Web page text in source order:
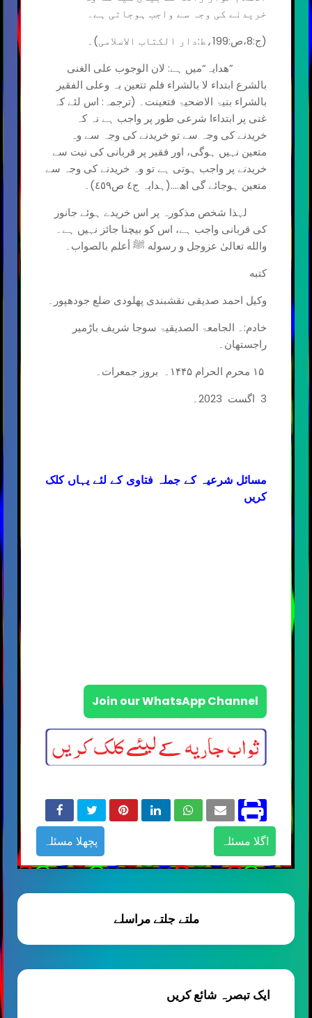
خریدنے کی وجہ سے واجب ہوجاتی ہے۔
(ج:8،ص:199،ط:دار الکتاب الاسلامی)۔
”ھدایہ“میں ہے: لان الوجوب علی الغنی
بالشرع ابتداء لا بالشراء فلم تتعین بہ وعلی الفقیر
بالشراء بنیۃ الاضحیۃ فتعینت۔ (ترجمہ: اس لئے کہ
غنی پر ابتداءا شرعی طور پر واجب ہے نہ کہ
خریدنے کی وجہ سے تو خریدنے کی وجہ سے وہ
متعین نہیں ہوگی، اور فقیر پر قربانی کی نیت سے
خریدنے پر واجب ہوتی ہے تو وہ خریدنے کی وجہ سے
متعین ہوجائے گی اھ....(ہدایہ ج٤ ص٤٥٩)۔
لہذا شخص مذکورہ پر اس خریدے ہوئے جانور
کی قربانی واجب ہے، اس کو بیچنا جائز نہیں ہے۔
والله تعالیٰ عزوجل و رسوله ﷺ أعلم بالصواب۔
کتبه
وکیل احمد صدیقی نقشبندی پھلودی ضلع جودھپور۔
خادم:۔ الجامعۃ الصدیقیۃ سوجا شریف باڑمیر
راجستھان۔
3 اگست 2023۔
مسائل شرعیہ کے جملہ فتاوی کے لئے یہاں کلک
کریں
Join our WhatsApp Channel
اگلا مسئلہ پچھلا مسئلہ
ملتے جلتے مراسلے
ایک تبصرہ شائع کریں